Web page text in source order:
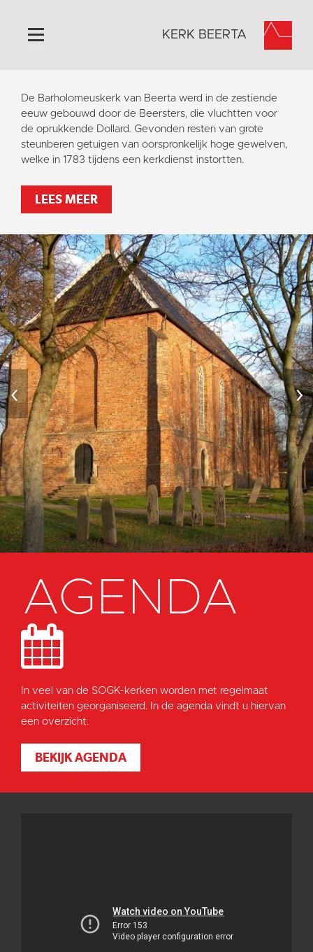
Home
Algemeen
Historie
Omgeving
Activiteiten
Steun ons
Vaktaal
KERK BEERTA
De Barholomeuskerk van Beerta werd in de zestiende
eeuw gebouwd door de Beersters, die vluchtten voor
de oprukkende Dollard. Gevonden resten van grote
steunberen getuigen van oorspronkelijk hoge gewelven,
welke in 1783 tijdens een kerkdienst instortten.
LEES MEER
‹ ›
AGENDA
In veel van de SOGK-kerken worden met regelmaat
activiteiten georganiseerd. In de agenda vindt u hiervan
een overzicht.
BEKIJK AGENDA